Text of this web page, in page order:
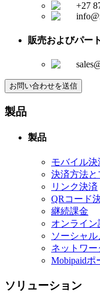
+27
販売およびパー
お問い合わせを送信
製品
製品
モバイル決
決済方法と
リンク決済
QRコード
継続課金
オンライン
ソーシャ
ネットワ
Mobipaidポ
ソリューション